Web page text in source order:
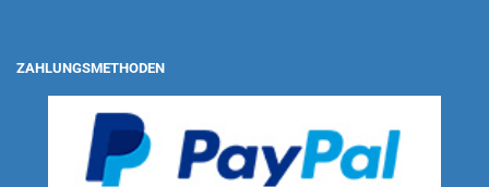
ZAHLUNGSMETHODEN